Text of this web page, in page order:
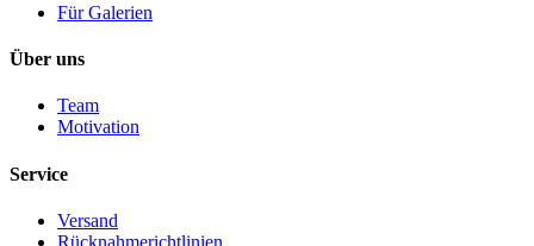
Für Galerien
Über uns
Team
Motivation
Service
Versand
Rücknahmerichtlinien